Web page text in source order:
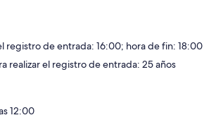
registro de entrada: 16:00; hora de fin: 18:00
realizar el registro de entrada: 25 años
12:00